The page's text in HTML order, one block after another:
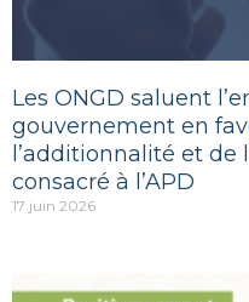
Les ONGD saluent
gouvernement en
l’additionnalité et de
consacré à l’APD
17 juin 2026